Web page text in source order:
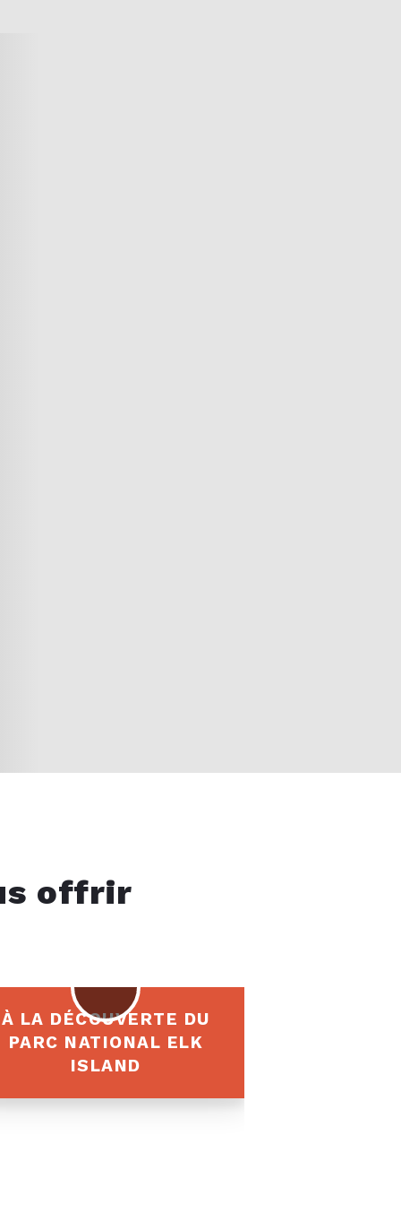
offrir
À LA DÉCOUVERTE DU
PARC NATIONAL ELK
ISLAND